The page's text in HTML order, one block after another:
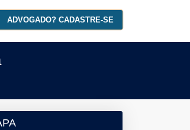
ADVOGADO? CADASTRE-SE